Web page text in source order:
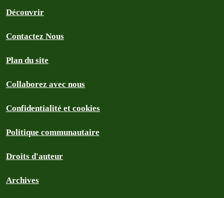
Découvrir
Contactez Nous
Plan du site
Collaborez avec nous
Confidentialité et cookies
Politique communautaire
Droits d'auteur
Archives